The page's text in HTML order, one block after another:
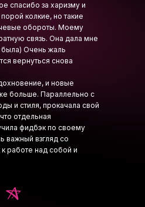
спасибо за харизму и
колкие, но такие
обороты. Моему
связь. Она дала мне
Очень жаль
вернуться снова
и новые
больше. Параллельно с
и стиля, прокачала свой
отдельная
фидбэк по своему
важный взгляд со
работе над собой и